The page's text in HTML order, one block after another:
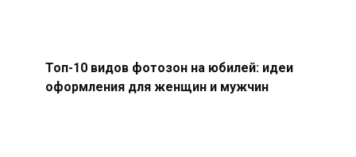
Топ-10 видов фотозон на юбилей: идеи
оформления для женщин и мужчин